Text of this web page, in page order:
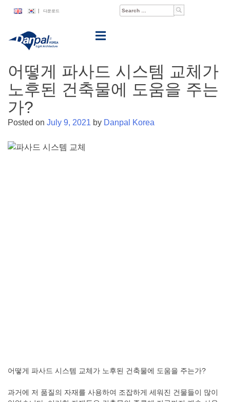
content
Search
다운로드
어떻게 파사드 시스템 교체가
노후된 건축물에 도움을 주는
가?
Posted on July 9, 2021 by Danpal Korea
어떻게 파사드 시스템 교체가 노후된 건축물에 도움을 주는가?
과거에 저 품질의 자재를 사용하여 조잡하게 세워진 건물들이 많이